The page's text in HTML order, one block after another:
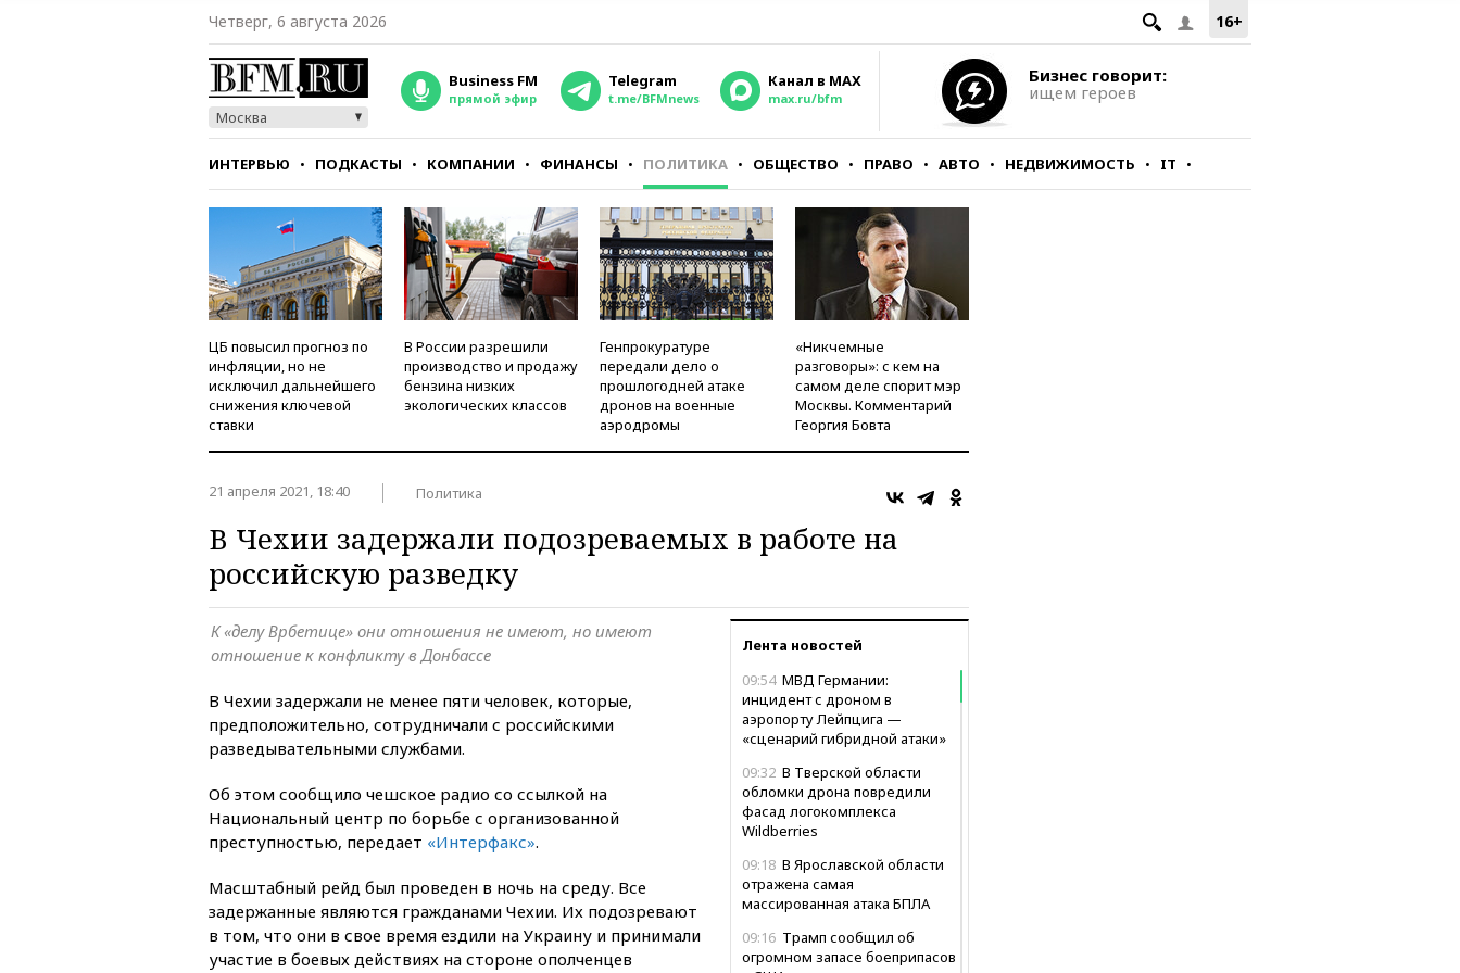
16+
Четверг, 6 августа 2026
Москва
Business FM
прямой эфир
Telegram
t.me/BFMnews
Канал в MAX
max.ru/bfm
Бизнес говорит:
ищем героев
ИНТЕРВЬЮ ПОДКАСТЫ КОМПАНИИ ФИНАНСЫ ПОЛИТИКА ОБЩЕСТВО ПРАВО АВТО НЕДВИЖИМОСТЬ IT
СТИЛЬ ТЕСТЫ
ЦБ повысил прогноз по
инфляции, но не
исключил дальнейшего
снижения ключевой
ставки
В России разрешили
производство и продажу
бензина низких
экологических классов
Генпрокуратуре
передали дело о
прошлогодней атаке
дронов на военные
аэродромы
«Никчемные
разговоры»: с кем на
самом деле спорит мэр
Москвы. Комментарий
Георгия Бовта
21 апреля 2021, 18:40 Политика
В Чехии задержали подозреваемых в работе на
российскую разведку
Лента новостей
09:54 МВД Германии:
инцидент с дроном в
аэропорту Лейпцига —
«сценарий гибридной атаки»
09:32 В Тверской области
обломки дрона повредили
фасад логокомплекса
Wildberries
09:18 В Ярославской области
отражена самая
массированная атака БПЛА
09:16 Трамп сообщил об
огромном запасе боеприпасов
К «делу Врбетице» они отношения не имеют, но имеют
отношение к конфликту в Донбассе
В Чехии задержали не менее пяти человек, которые,
предположительно, сотрудничали с российскими
разведывательными службами.
Об этом сообщило чешское радио со ссылкой на
Национальный центр по борьбе с организованной
преступностью, передает «Интерфакс».
Масштабный рейд был проведен в ночь на среду. Все
задержанные являются гражданами Чехии. Их подозревают
в том, что они в свое время ездили на Украину и принимали
участие в боевых действиях на стороне ополченцев